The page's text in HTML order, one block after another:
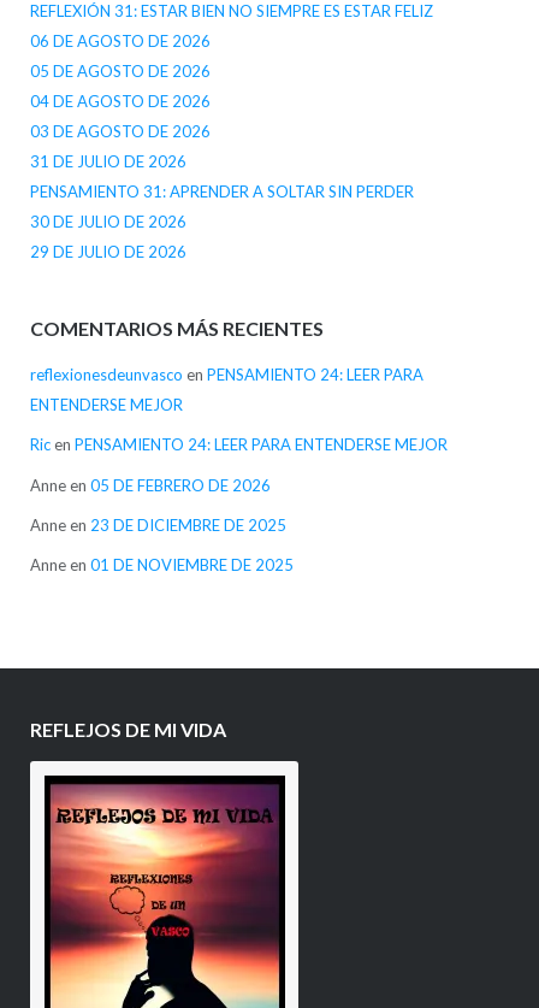
REFLEXIÓN 31: ESTAR BIEN NO SIEMPRE ES ESTAR FELIZ
06 DE AGOSTO DE 2026
05 DE AGOSTO DE 2026
04 DE AGOSTO DE 2026
03 DE AGOSTO DE 2026
31 DE JULIO DE 2026
PENSAMIENTO 31: APRENDER A SOLTAR SIN PERDER
30 DE JULIO DE 2026
29 DE JULIO DE 2026
COMENTARIOS MÁS RECIENTES
reflexionesdeunvasco en PENSAMIENTO 24: LEER PARA
ENTENDERSE MEJOR
Ricen PENSAMIENTO 24: LEER PARA ENTENDERSE MEJOR
Anneen 05 DE FEBRERO DE 2026
Anneen 23 DE DICIEMBRE DE 2025
Anneen 01 DE NOVIEMBRE DE 2025
REFLEJOS DE MI VIDA